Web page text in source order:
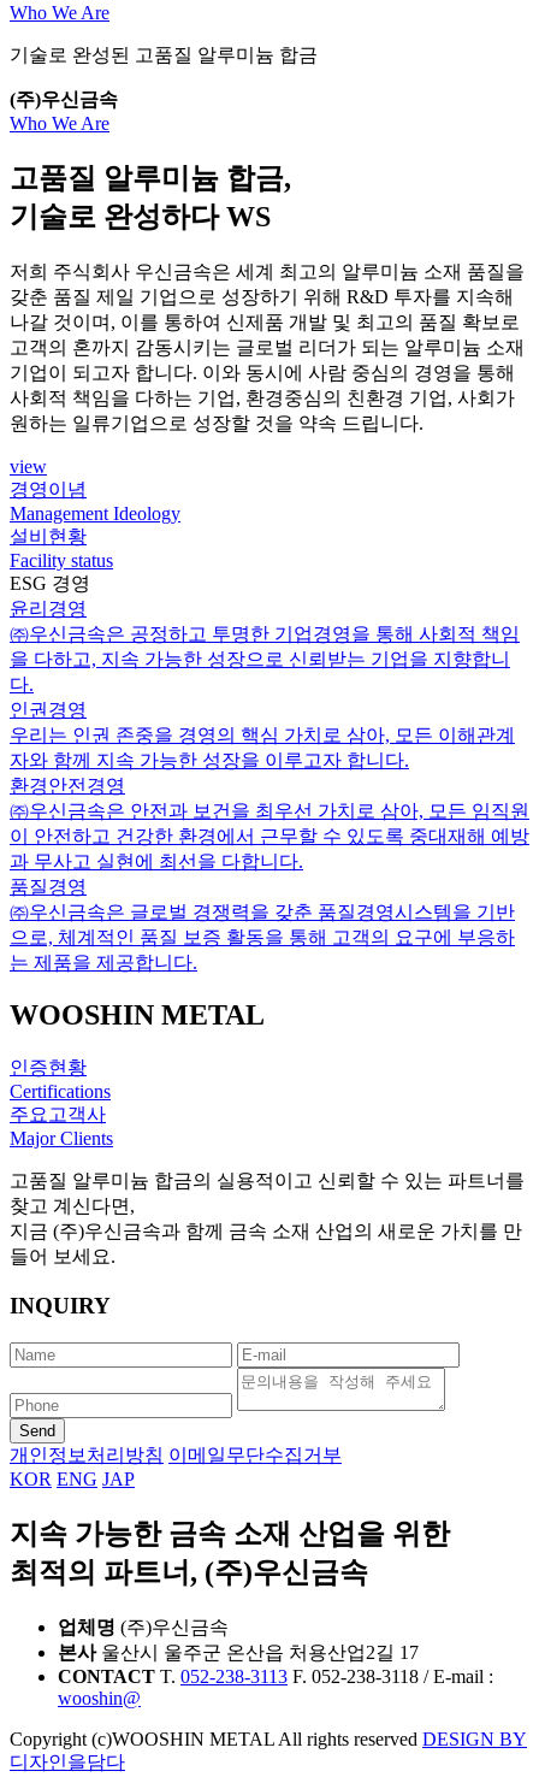
Who We Are
기술로 완성된 고품질 알루미늄 합금
(주)우신금속
Who We Are
고품질 알루미늄 합금,
기술로 완성하다WS
저희 주식회사 우신금속은 세계 최고의 알루미늄 소재 품질을
갖춘 품질 제일 기업으로 성장하기 위해 R&D 투자를 지속해
나갈 것이며, 이를 통하여 신제품 개발 및 최고의 품질 확보로
고객의 혼까지 감동시키는 글로벌 리더가 되는 알루미늄 소재
기업이 되고자 합니다. 이와 동시에 사람 중심의 경영을 통해
사회적 책임을 다하는 기업, 환경중심의 친환경 기업, 사회가
원하는 일류기업으로 성장할 것을 약속 드립니다.
view
경영이념
Management Ideology
설비현황
Facility status
ESG 경영
윤리경영
㈜우신금속은 공정하고 투명한 기업경영을 통해 사회적 책임
을 다하고, 지속 가능한 성장으로 신뢰받는 기업을 지향합니
다.
인권경영
우리는 인권 존중을 경영의 핵심 가치로 삼아, 모든 이해관계
자와 함께 지속 가능한 성장을 이루고자 합니다.
환경안전경영
㈜우신금속은 안전과 보건을 최우선 가치로 삼아, 모든 임직원
이 안전하고 건강한 환경에서 근무할 수 있도록 중대재해 예방
과 무사고 실현에 최선을 다합니다.
품질경영
㈜우신금속은 글로벌 경쟁력을 갖춘 품질경영시스템을 기반
으로, 체계적인 품질 보증 활동을 통해 고객의 요구에 부응하
는 제품을 제공합니다.
WOOSHIN METAL
인증현황
Certifications
주요고객사
Major Clients
고품질 알루미늄 합금의 실용적이고 신뢰할 수 있는 파트너를
찾고 계신다면,
지금 (주)우신금속과 함께 금속 소재 산업의 새로운 가치를 만
들어 보세요.
INQUIRY
Send
개인정보처리방침 이메일무단수집거부
KOR ENG JAP
지속 가능한 금속 소재 산업을 위한
최적의 파트너, (주)우신금속
업체명 (주)우신금속
본사 울산시 울주군 온산읍 처용산업2길 17
CONTACT T. 052-238-3113 F. 052-238-3118 / E-mail :
wooshin@
Copyright (c)WOOSHIN METAL All rights reserved DESIGN BY
디자인을담다